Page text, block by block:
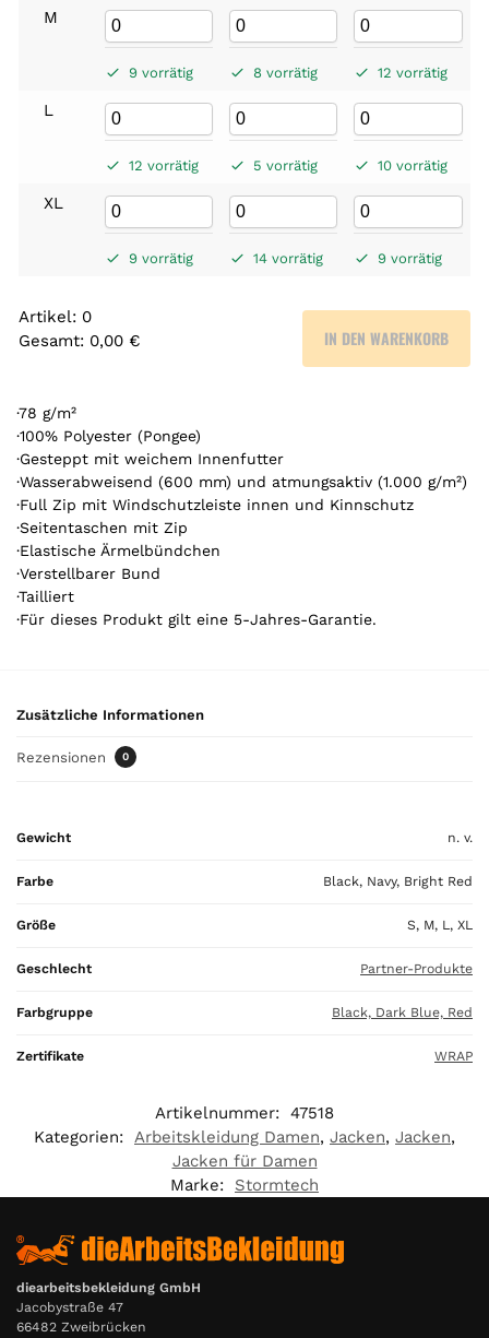
M
9 vorrätig 8 vorrätig 12 vorrätig
L
12 vorrätig 5 vorrätig 10 vorrätig
XL
9 vorrätig 14 vorrätig 9 vorrätig
Artikel: 0
Gesamt: 0,00 €
r
t
i
k
e
l
.
Y
o
u
t
a
0
0
€
IN DEN WARENKORB
·78 g/m²
·100% Polyester (Pongee)
·Gesteppt mit weichem Innenfutter
·Wasserabweisend (600 mm) und atmungsaktiv (1.000 g/m²)
·Full Zip mit Windschutzleiste innen und Kinnschutz
·Seitentaschen mit Zip
·Elastische Ärmelbündchen
·Verstellbarer Bund
·Tailliert
·Für dieses Produkt gilt eine 5-Jahres-Garantie.
Zusätzliche Informationen
Rezensionen 0
Gewicht n. v.
Farbe Black, Navy, Bright Red
Größe S, M, L, XL
Geschlecht Partner-Produkte
Farbgruppe Black, Dark Blue, Red
Zertifikate WRAP
Artikelnummer: 47518
Kategorien: Arbeitskleidung Damen, Jacken, Jacken,
Jacken für Damen
Marke:
Stormtech
diearbeitsbekleidung GmbH
Jacobystraße 47
66482 Zweibrücken